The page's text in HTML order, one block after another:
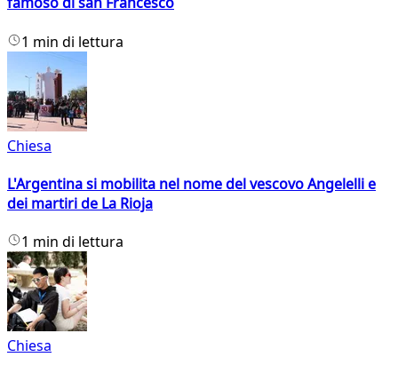
1 min di lettura
Chiesa
L'Argentina si mobilita nel nome del vescovo Angelelli e
dei martiri de La Rioja
1 min di lettura
Chiesa